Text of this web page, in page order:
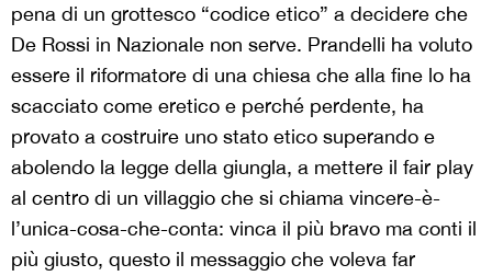
pena di un grottesco “codice etico” a decidere che
De Rossi in Nazionale non serve. Prandelli ha voluto
essere il riformatore di una chiesa che alla fine lo ha
scacciato come eretico e perché perdente, ha
provato a costruire uno stato etico superando e
abolendo la legge della giungla, a mettere il fair play
al centro di un villaggio che si chiama vincere-è-
l’unica-cosa-che-conta: vinca il più bravo ma conti il
più giusto, questo il messaggio che voleva far